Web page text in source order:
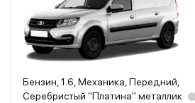
Бензин, 1.6, Механика, Передний,
Серебристый "Платина" металлик